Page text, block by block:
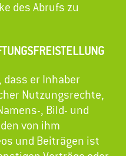
des Abrufs zu
er Inhaber
Nutzungsrechte,
, Bild- und
von ihm
und Beiträgen ist